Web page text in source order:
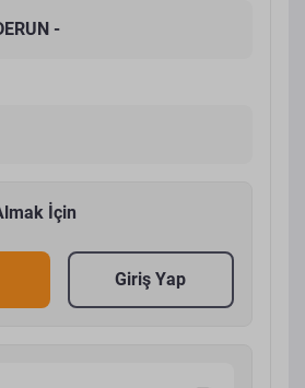
-
İçin
Giriş Yap